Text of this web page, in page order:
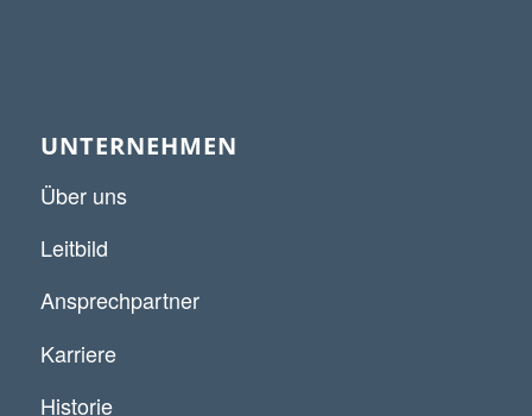
UNTERNEHMEN
Über uns
Leitbild
Ansprechpartner
Karriere
Historie